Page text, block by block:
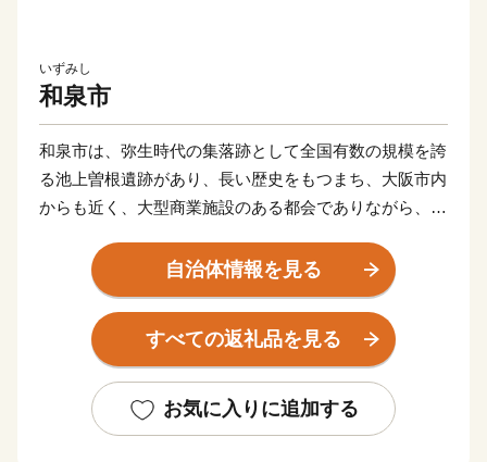
いずみし
和泉市
和泉市は、弥生時代の集落跡として全国有数の規模を誇
る池上曽根遺跡があり、長い歴史をもつまち、大阪市内
からも近く、大型商業施設のある都会でありながら、昔
ニックも気軽に楽しめるトカイナカなまち和泉市です。
自治体情報を見る
すべての返礼品を見る
お気に入りに追加する